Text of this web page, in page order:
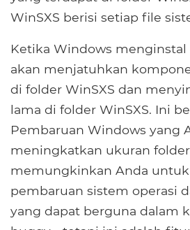
WinSXS berisi setiap file
Ketika Windows
akan menjatuhkan
di folder WinSXS dan
lama di folder WinSXS. Ini
Pembaruan Windows yang
meningkatkan ukuran folder
memungkinkan Anda
pembaruan sistem operasi
yang dapat berguna dalam